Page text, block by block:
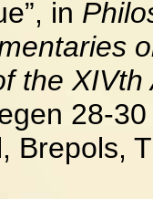
in
the XIVth
28-
Brepols,